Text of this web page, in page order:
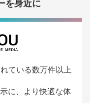
を身近に
ている数万件以上
に、より快適な体